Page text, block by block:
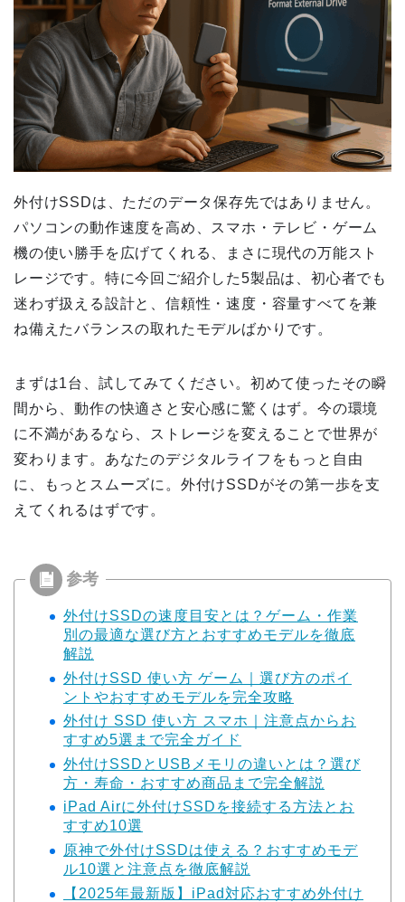
外付けSSDは、ただのデータ保存先ではありません。
パソコンの動作速度を高め、スマホ・テレビ・ゲーム
機の使い勝手を広げてくれる、まさに現代の万能スト
レージです。特に今回ご紹介した5製品は、初心者でも
迷わず扱える設計と、信頼性・速度・容量すべてを兼
ね備えたバランスの取れたモデルばかりです。
まずは1台、試してみてください。初めて使ったその瞬
間から、動作の快適さと安心感に驚くはず。今の環境
に不満があるなら、ストレージを変えることで世界が
変わります。あなたのデジタルライフをもっと自由
に、もっとスムーズに。外付けSSDがその第一歩を支
えてくれるはずです。
外付けSSDの速度目安とは？ゲーム・作業
別の最適な選び方とおすすめモデルを徹底
解説
外付けSSD 使い方 ゲーム｜選び方のポイ
ントやおすすめモデルを完全攻略
外付け SSD 使い方 スマホ｜注意点からお
すすめ5選まで完全ガイド
外付けSSDとUSBメモリの違いとは？選び
方・寿命・おすすめ商品まで完全解説
iPad Airに外付けSSDを接続する方法とお
すすめ10選
原神で外付けSSDは使える？おすすめモデ
ル10選と注意点を徹底解説
【2025年最新版】iPad対応おすすめ外付け